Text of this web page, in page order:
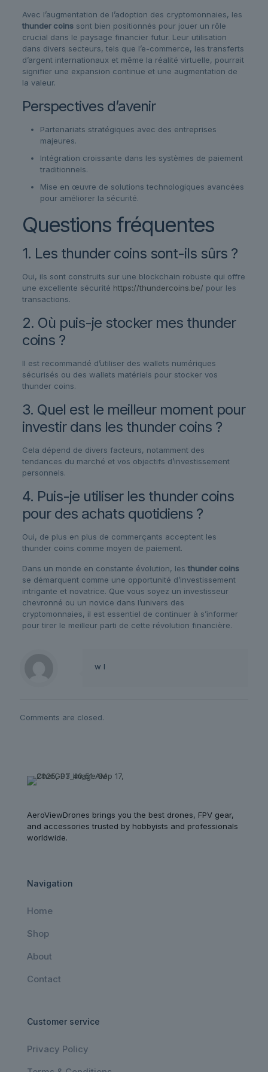
Avec l’augmentation de l’adoption des cryptomonnaies, les
thunder coinssont bien positionnés pour jouer un rôle
crucial dans le paysage financier futur. Leur utilisation
dans divers secteurs, tels que l’e-commerce, les transferts
d’argent internationaux et même la réalité virtuelle, pourrait
signifier une expansion continue et une augmentation de
la valeur.
Perspectives d’avenir
Partenariats stratégiques avec des entreprises
majeures.
Intégration croissante dans les systèmes de paiement
traditionnels.
Mise en œuvre de solutions technologiques avancées
pour améliorer la sécurité.
Questions fréquentes
1. Les thunder coins sont-ils sûrs ?
Oui, ils sont construits sur une blockchain robuste qui offre
une excellente sécurité https://thundercoins.be/ pour les
transactions.
2. Où puis-je stocker mes thunder
coins ?
Il est recommandé d’utiliser des wallets numériques
sécurisés ou des wallets matériels pour stocker vos
thunder coins.
3. Quel est le meilleur moment pour
investir dans les thunder coins ?
Cela dépend de divers facteurs, notamment des
tendances du marché et vos objectifs d’investissement
personnels.
4. Puis-je utiliser les thunder coins
pour des achats quotidiens ?
Oui, de plus en plus de commerçants acceptent les
thunder coins comme moyen de paiement.
Dans un monde en constante évolution, les thunder coins
se démarquent comme une opportunité d’investissement
intrigante et novatrice. Que vous soyez un investisseur
chevronné ou un novice dans l’univers des
cryptomonnaies, il est essentiel de continuer à s’informer
pour tirer le meilleur parti de cette révolution financière.
w l
Comments are closed.
AeroViewDrones brings you the best drones, FPV gear,
and accessories trusted by hobbyists and professionals
worldwide.
Navigation
Home
Shop
About
Contact
Customer service
Privacy Policy